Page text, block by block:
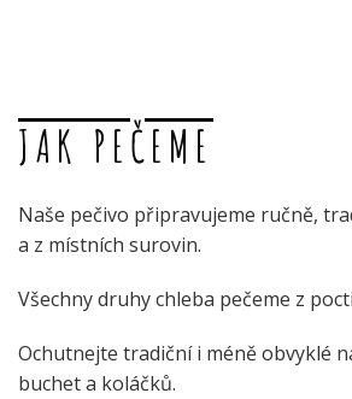
JAK PEČEME
Naše pečivo připravujeme ručně,
a z místních surovin.
Všechny druhy chleba pečeme z
Ochutnejte tradiční i méně obvyklé
buchet a koláčků.